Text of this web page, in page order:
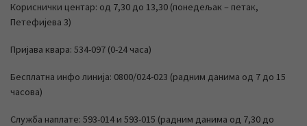
Кориснички центар: од 7,30 до 13,30 (понедељак – петак,
Петефијева 3)
Пријава квара: 534-097 (0-24 часа)
Бесплатна инфо линија: 0800/024-023 (радним данима од 7 до 15
часова)
Служба наплате: 593-014 и 593-015 (радним данима од 7,30 до